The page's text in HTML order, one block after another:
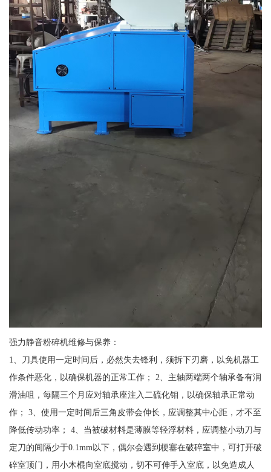
强力静音粉碎机维修与保养：
1、刀具使用一定时间后，必然失去锋利，须拆下刃磨，以免机器工
作条件恶化，以确保机器的正常工作； 2、主轴两端两个轴承备有润
滑油咀，每隔三个月应对轴承座注入二硫化钼，以确保轴承正常动
作； 3、使用一定时间后三角皮带会伸长，应调整其中心距，才不至
降低传动功率； 4、当被破材料是薄膜等轻浮材料，应调整小动刀与
定刀的间隔少于0.1mm以下，偶尔会遇到梗塞在破碎室中，可打开破
碎室顶门，用小木棍向室底搅动，切不可伸手入室底，以免造成人